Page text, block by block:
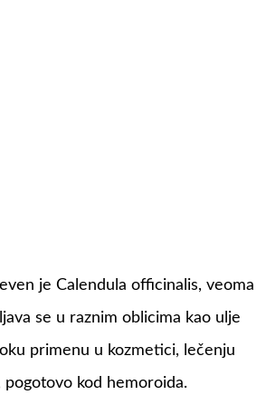
je Calendula officinalis, veoma
se u raznim oblicima kao ulje
primenu u kozmetici, lečenju
pogotovo kod hemoroida.